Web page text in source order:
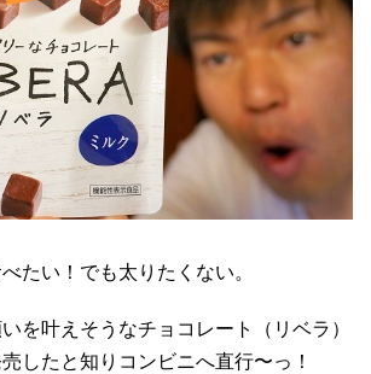
たい！でも太りたくない。
を叶えそうなチョコレート（リベラ）
したと知りコンビニへ直行〜っ！